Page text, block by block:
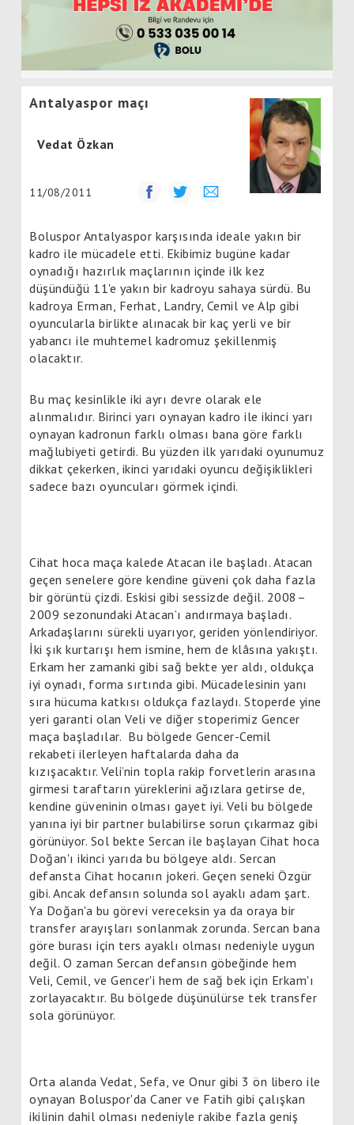
Antalyaspor maçı
Vedat Özkan
11/08/2011
Boluspor Antalyaspor karşısında ideale yakın bir
kadro ile mücadele etti. Ekibimiz bugüne kadar
oynadığı hazırlık maçlarının içinde ilk kez
düşündüğü 11'e yakın bir kadroyu sahaya sürdü. Bu
kadroya Erman, Ferhat, Landry, Cemil ve Alp gibi
oyuncularla birlikte alınacak bir kaç yerli ve bir
yabancı ile muhtemel kadromuz şekillenmiş
olacaktır.
Bu maç kesinlikle iki ayrı devre olarak ele
alınmalıdır. Birinci yarı oynayan kadro ile ikinci yarı
oynayan kadronun farklı olması bana göre farklı
mağlubiyeti getirdi. Bu yüzden ilk yarıdaki oyunumuz
dikkat çekerken, ikinci yarıdaki oyuncu değişiklikleri
sadece bazı oyuncuları görmek içindi.
Cihat hoca maça kalede Atacan ile başladı. Atacan
geçen senelere göre kendine güveni çok daha fazla
bir görüntü çizdi. Eskisi gibi sessizde değil. 2008–
2009 sezonundaki Atacan’ı andırmaya başladı.
Arkadaşlarını sürekli uyarıyor, geriden yönlendiriyor.
İki şık kurtarışı hem ismine, hem de klâsına yakıştı.
Erkam her zamanki gibi sağ bekte yer aldı, oldukça
iyi oynadı, forma sırtında gibi. Mücadelesinin yanı
sıra hücuma katkısı oldukça fazlaydı. Stoperde yine
yeri garanti olan Veli ve diğer stoperimiz Gencer
maça başladılar. Bu bölgede Gencer-Cemil
rekabeti ilerleyen haftalarda daha da
kızışacaktır. Veli’nin topla rakip forvetlerin arasına
girmesi taraftarın yüreklerini ağızlara getirse de,
kendine güveninin olması gayet iyi. Veli bu bölgede
yanına iyi bir partner bulabilirse sorun çıkarmaz gibi
görünüyor. Sol bekte Sercan ile başlayan Cihat hoca
Doğan'ı ikinci yarıda bu bölgeye aldı. Sercan
defansta Cihat hocanın jokeri. Geçen seneki Özgür
gibi. Ancak defansın solunda sol ayaklı adam şart.
Ya Doğan'a bu görevi vereceksin ya da oraya bir
transfer arayışları sonlanmak zorunda. Sercan bana
göre burası için ters ayaklı olması nedeniyle uygun
değil. O zaman Sercan defansın göbeğinde hem
Veli, Cemil, ve Gencer'i hem de sağ bek için Erkam'ı
zorlayacaktır. Bu bölgede düşünülürse tek transfer
sola görünüyor.
Orta alanda Vedat, Sefa, ve Onur gibi 3 ön libero ile
oynayan Boluspor'da Caner ve Fatih gibi çalışkan
ikilinin dahil olması nedeniyle rakibe fazla geniş